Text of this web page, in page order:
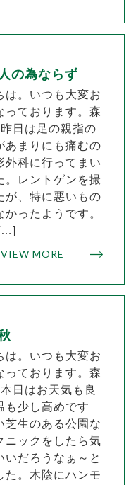
の為ならず
は。いつも大変お
っております。森
日は足の親指の
あまりにも痛むの
外科に行ってまい
。レントゲンを撮
が、特に悪いもの
かったようです。
VIEW MORE
は。いつも大変お
っております。森
日はお天気も良
も少し高めです
芝生のある公園な
ニックをしたら気
いだろうなぁ～と
た。木陰にハンモ